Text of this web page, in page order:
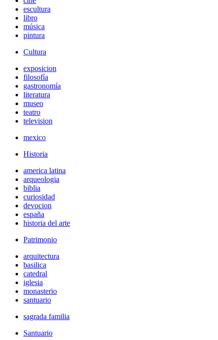
escultura
libro
música
pintura
Cultura
exposicion
filosofía
gastronomía
literatura
museo
teatro
television
mexico
Historia
america latina
arqueologia
biblia
curiosidad
devocion
españa
historia del arte
Patrimonio
arquitectura
basilica
catedral
iglesia
monasterio
santuario
sagrada familia
Santuario